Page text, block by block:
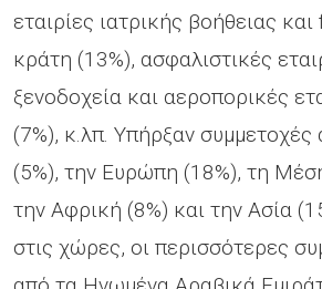
εταιρίες ιατρικής βοήθειας
κράτη (13%), ασφαλιστικές
ξενοδοχεία και αεροπορικές
(7%), κ.λπ. Υπήρξαν συμμετοχές
(5%), την Ευρώπη (18%), τη
την Αφρική (8%) και την Ασία
στις χώρες, οι περισσότερες